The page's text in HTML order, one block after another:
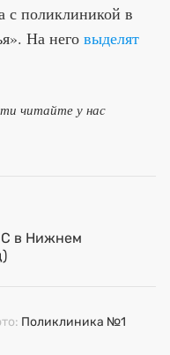
с поликлиникой в
На него выделят
читайте у нас
в Нижнем
Поликлиника №1